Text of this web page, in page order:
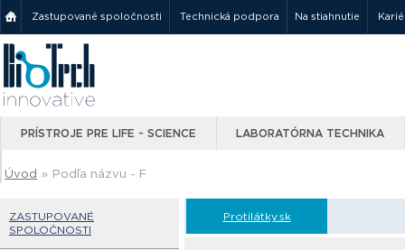
Zastupované spoločnosti Technická podpora Na stiahnutie
PRÍSTROJE PRE LIFE - SCIENCE LABORATÓRNA TECHNIKA
Úvod » Podľa názvu - F
ZASTUPOVANÉ
SPOLOČNOSTI
Protilátky.sk